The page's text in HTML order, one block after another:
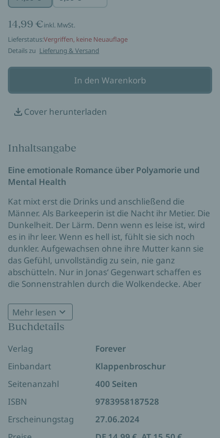
14,99 €inkl. MwSt.
Lieferstatus:Vergriffen, keine Neuauflage
Details zu Lieferung & Versand
In den Warenkorb
Cover herunterladen
Inhaltsangabe
Eine emotionale Romance über Polyamorie und
Mental Health
Kat mixt erst die Drinks und anschließend die
Männer. Als Barkeeperin ist die Nacht ihr Metier. Die
Dunkelheit. Der Lärm. Denn wenn es leise ist, wird
es in ihr leer. Wenn es hell ist, fühlt sie sich noch
dunkler. Aufgewachsen ohne ihre Mutter kann sie
das Gefühl, unvollständig zu sein, nie ganz
abschütteln. Nur in Jonas‘ Gegenwart schaffen es
die Sonnenstrahlen durch die Wolkendecke. Aber
immer tabu war, plötzlich wieder auftaucht, ist Kats
innere Zerrissenheit komplett. Für wen entscheidet
man sich, wenn die eine Person einem Licht
schenkt, aber die andere die eigene Dunkelheit
liebt? Oder ist eine Entscheidung vielleicht nicht die
Lösung?
Mehr lesen
Buchdetails
Verlag
Forever
Einbandart
Klappenbroschur
Seitenanzahl
400 Seiten
ISBN
9783958187528
Erscheinungstag
27.06.2024